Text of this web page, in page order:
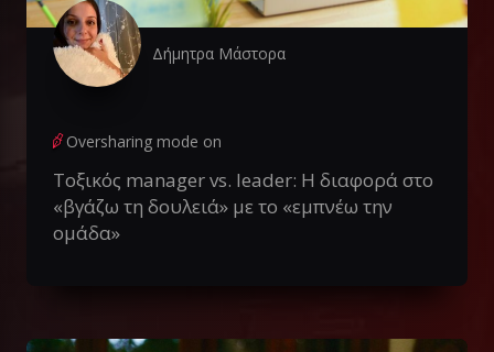
Δήμητρα Μάστορα
Oversharing mode on
Τοξικός manager vs. leader: Η διαφορά στο
«βγάζω τη δουλειά» με το «εμπνέω την
ομάδα»